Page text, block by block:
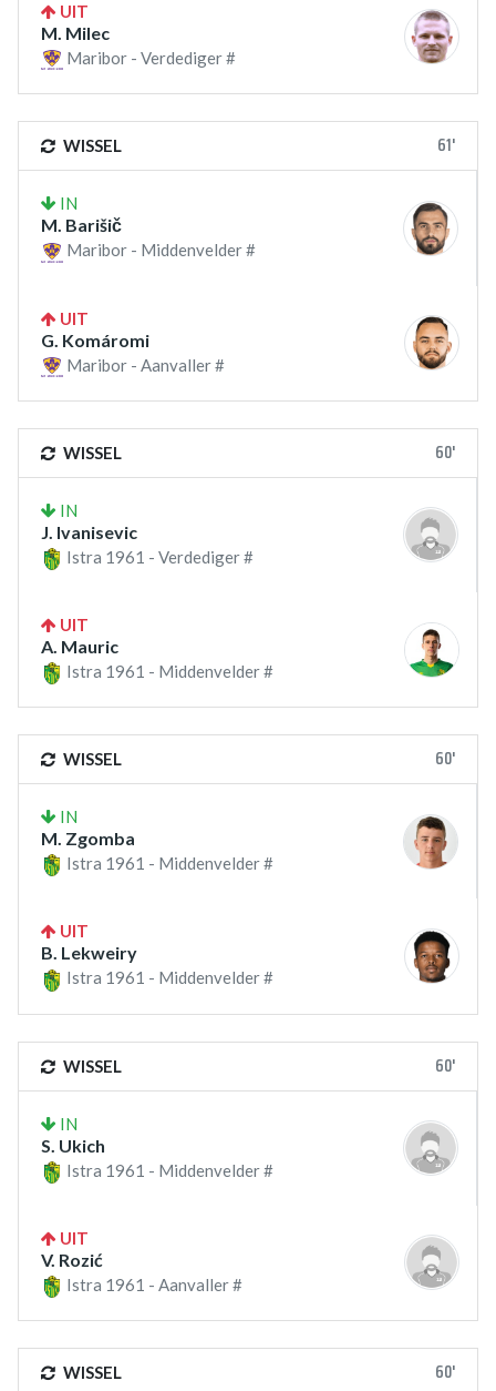
UIT
M. Milec
Maribor - Verdediger #
WISSEL 61'
IN
M. Barišič
Maribor - Middenvelder #
UIT
G. Komáromi
Maribor - Aanvaller #
WISSEL 60'
IN
J. Ivanisevic
Istra 1961 - Verdediger #
UIT
A. Mauric
Istra 1961 - Middenvelder #
WISSEL 60'
IN
M. Zgomba
Istra 1961 - Middenvelder #
UIT
B. Lekweiry
Istra 1961 - Middenvelder #
WISSEL 60'
IN
S. Ukich
Istra 1961 - Middenvelder #
UIT
V. Rozić
Istra 1961 - Aanvaller #
WISSEL 60'